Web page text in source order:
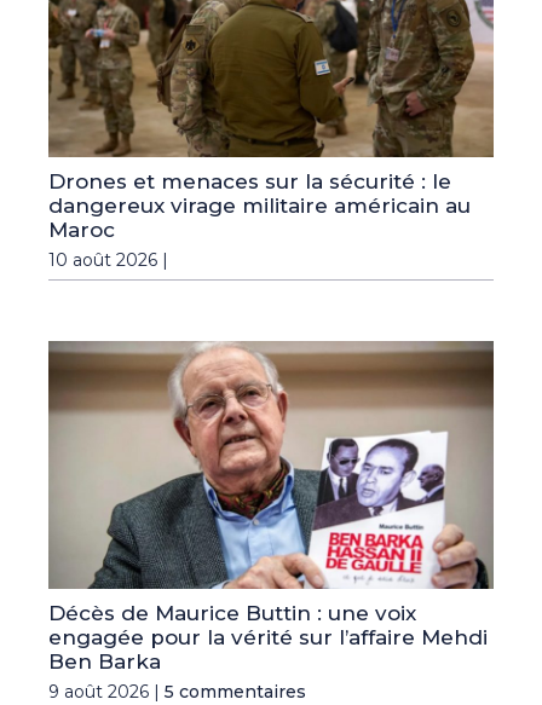
Drones et menaces sur la sécurité : le
dangereux virage militaire américain au
Maroc
10 août 2026 |
Décès de Maurice Buttin : une voix
engagée pour la vérité sur l’affaire Mehdi
Ben Barka
9 août 2026 | 5 commentaires